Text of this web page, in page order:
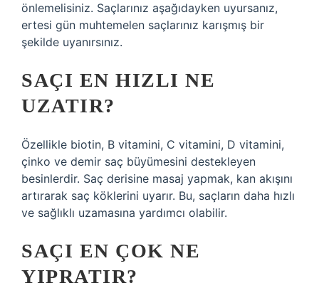
önlemelisiniz. Saçlarınız aşağıdayken uyursanız,
ertesi gün muhtemelen saçlarınız karışmış bir
şekilde uyanırsınız.
SAÇI EN HIZLI NE
UZATIR?
Özellikle biotin, B vitamini, C vitamini, D vitamini,
çinko ve demir saç büyümesini destekleyen
besinlerdir. Saç derisine masaj yapmak, kan akışını
artırarak saç köklerini uyarır. Bu, saçların daha hızlı
ve sağlıklı uzamasına yardımcı olabilir.
SAÇI EN ÇOK NE
YIPRATIR?